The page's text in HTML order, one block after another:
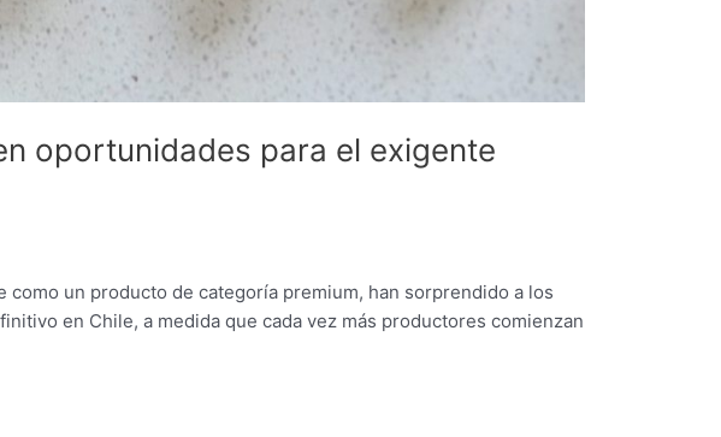
oportunidades para el exigente
un producto de categoría premium, han sorprendido a los
en Chile, a medida que cada vez más productores comienzan